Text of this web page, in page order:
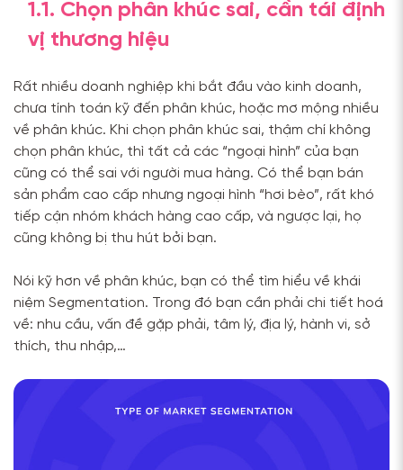
1.1. Chọn phân khúc sai, cần tái định
vị thương hiệu
Rất nhiều doanh nghiệp khi bắt đầu vào kinh doanh,
chưa tính toán kỹ đến phân khúc, hoặc mơ mộng nhiều
về phân khúc. Khi chọn phân khúc sai, thậm chí không
chọn phân khúc, thì tất cả các “ngoại hình” của bạn
cũng có thể sai với người mua hàng. Có thể bạn bán
sản phẩm cao cấp nhưng ngoại hình “hơi bèo”, rất khó
tiếp cận nhóm khách hàng cao cấp, và ngược lại, họ
cũng không bị thu hút bởi bạn.
Nói kỹ hơn về phân khúc, bạn có thể tìm hiểu về khái
niệm Segmentation. Trong đó bạn cần phải chi tiết hoá
về: nhu cầu, vấn đề gặp phải, tâm lý, địa lý, hành vi, sở
thích, thu nhập,…